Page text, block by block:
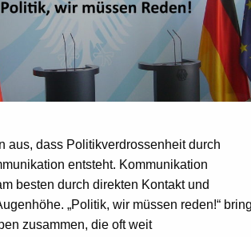
aus, dass Politikverdrossenheit durch
entsteht. Kommunikation
besten durch direkten Kontakt und
„Politik, wir müssen reden!“
zusammen, die oft weit